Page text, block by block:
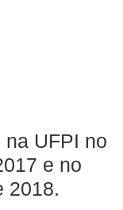
UFPI no
e no
2018.